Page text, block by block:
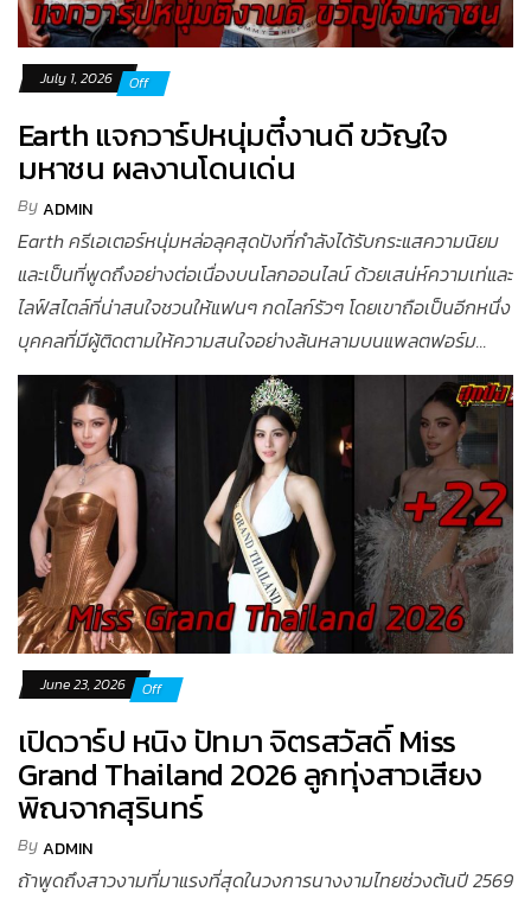
July 1, 2026 Off
Earth แจกวาร์ปหนุ่มตี๋งานดี ขวัญใจ
มหาชน ผลงานโดนเด่น
ByADMIN
Earth ครีเอเตอร์หนุ่มหล่อลุคสุดปังที่กำลังได้รับกระแสความนิยม
และเป็นที่พูดถึงอย่างต่อเนื่องบนโลกออนไลน์ ด้วยเสน่ห์ความเท่และ
ไลฟ์สไตล์ที่น่าสนใจชวนให้แฟนๆ กดไลก์รัวๆ โดยเขาถือเป็นอีกหนึ่ง
บุคคลที่มีผู้ติดตามให้ความสนใจอย่างล้นหลามบนแพลตฟอร์ม...
June 23, 2026 Off
เปิดวาร์ป หนิง ปัทมา จิตรสวัสดิ์ Miss
Grand Thailand 2026 ลูกทุ่งสาวเสียง
พิณจากสุรินทร์
ByADMIN
ถ้าพูดถึงสาวงามที่มาแรงที่สุดในวงการนางงามไทยช่วงต้นปี 2569